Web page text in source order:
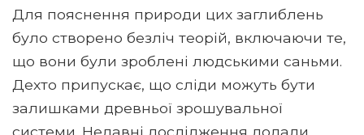
Для пояснення природи цих заглиблень
було створено безліч теорій, включаючи те,
що вони були зроблені людськими саньми.
Дехто припускає, що сліди можуть бути
залишками древньої зрошувальної
системи. Недавні дослідження додали